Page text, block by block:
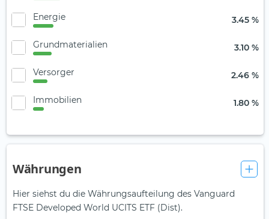
Energie 3.45 %
Grundmaterialien 3.10 %
Versorger 2.46 %
Immobilien 1.80 %
Währungen
Hier siehst du die Währungsaufteilung des Vanguard
FTSE Developed World UCITS ETF (Dist).